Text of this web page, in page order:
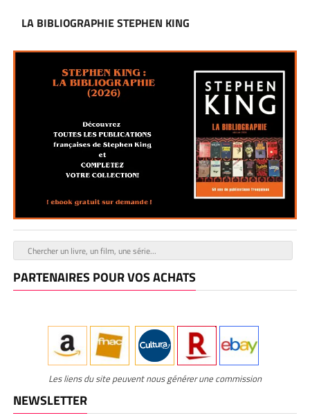
LA BIBLIOGRAPHIE STEPHEN KING
PARTENAIRES POUR VOS ACHATS
Les liens du site peuvent nous générer une commission
NEWSLETTER